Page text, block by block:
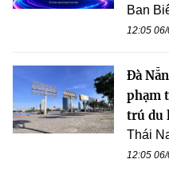
Ban
12:05
Đà
phạm
trú du
Thái
12:05